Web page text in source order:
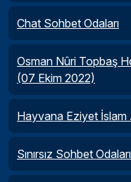
Chat Sohbet Odaları
Osman Nûri Topbaş
(07 Ekim 2022)
Hayvana Eziyet İslam
Sınırsız Sohbet Odaları